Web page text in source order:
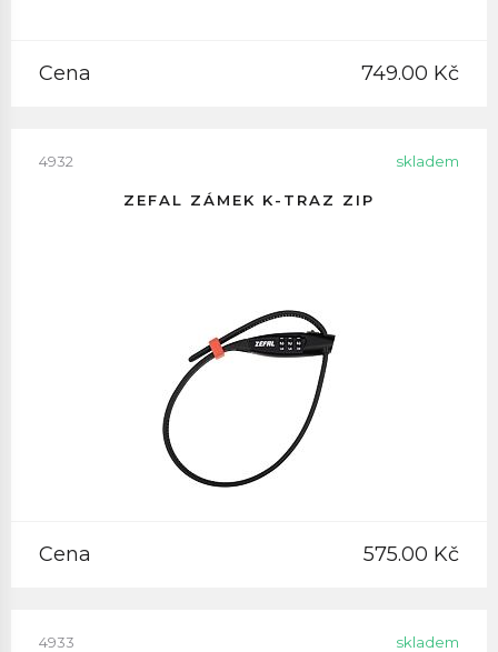
Cena 749.00 Kč
4932 skladem
ZEFAL ZÁMEK K-TRAZ ZIP
Cena 575.00 Kč
4933 skladem